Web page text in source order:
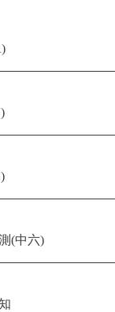
(中六)